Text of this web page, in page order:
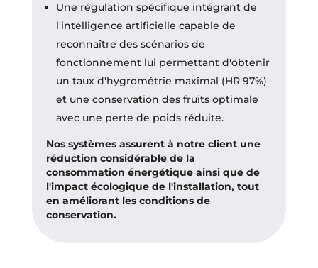
Une régulation spécifique intégrant de
l'intelligence artificielle capable de
reconnaître des scénarios de
fonctionnement lui permettant d'obtenir
un taux d'hygrométrie maximal (HR 97%)
et une conservation des fruits optimale
avec une perte de poids réduite.
Nos systèmes assurent à notre client une
réduction considérable de la
consommation énergétique ainsi que de
l'impact écologique de l'installation, tout
en améliorant les conditions de
conservation.